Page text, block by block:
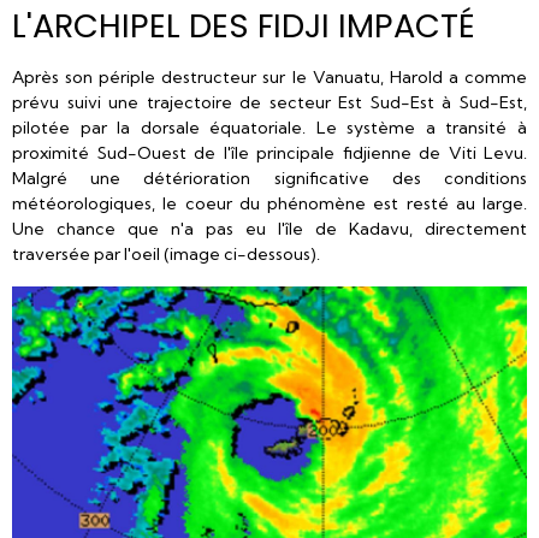
L'ARCHIPEL DES FIDJI IMPACTÉ
Après son périple destructeur sur le Vanuatu, Harold a comme
prévu suivi une trajectoire de secteur Est Sud-Est à Sud-Est,
pilotée par la dorsale équatoriale. Le système a transité à
proximité Sud-Ouest de l'île principale fidjienne de Viti Levu.
Malgré une détérioration significative des conditions
météorologiques, le coeur du phénomène est resté au large.
Une chance que n'a pas eu l'île de Kadavu, directement
traversée par l'oeil (image ci-dessous).